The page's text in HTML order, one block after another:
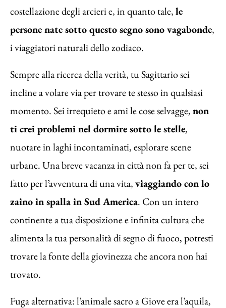
costellazione degli arcieri e, in quanto tale,le
persone nate sotto questo segno sono vagabonde,
i viaggiatori naturali dello zodiaco.
Sempre alla ricerca della verità, tu Sagittario sei
incline a volare via per trovare te stesso in qualsiasi
momento. Sei irrequieto e ami le cose selvagge,non
ti crei problemi nel dormire sotto le stelle,
nuotare in laghi incontaminati, esplorare scene
urbane. Una breve vacanza in città non fa per te, sei
fatto per l’avventura di una vita,viaggiando con lo
zaino in spalla in Sud America. Con un intero
continente a tua disposizione e infinita cultura che
alimenta la tua personalità di segno di fuoco, potresti
trovare la fonte della giovinezza che ancora non hai
trovato.
Fuga alternativa: l’animale sacro a Giove era l’aquila,